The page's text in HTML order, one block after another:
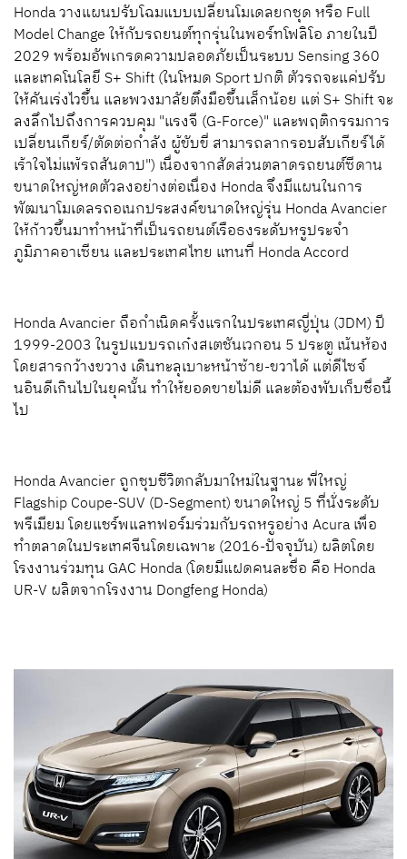
Honda วางแผนปรับโฉมแบบเปลี่ยนโมเดลยกชุด หรือ Full
Model Change ให้กับรถยนต์ทุกรุ่นในพอร์ทโฟลิโอ ภายในปี
2029 พร้อมอัพเกรดความปลอดภัยเป็นระบบ Sensing 360
และเทคโนโลยี S+ Shift (ในโหมด Sport ปกติ ตัวรถจะแค่ปรับ
ให้คันเร่งไวขึ้น และพวงมาลัยตึงมือขึ้นเล็กน้อย แต่ S+ Shift จะ
ลงลึกไปถึงการควบคุม "แรงจี (G-Force)" และพฤติกรรมการ
เปลี่ยนเกียร์/ตัดต่อกำลัง ผู้ขับขี่ สามารถลากรอบสับเกียร์ได้
เร้าใจไม่แพ้รถสันดาป") เนื่องจากสัดส่วนตลาดรถยนต์ซีดาน
ขนาดใหญ่หดตัวลงอย่างต่อเนื่อง Honda จึงมีแผนในการ
พัฒนาโมเดลรถอเนกประสงค์ขนาดใหญ่รุ่น Honda Avancier
ให้ก้าวขึ้นมาทำหน้าที่เป็นรถยนต์เรือธงระดับหรูประจำ
ภูมิภาคอาเซียน และประเทศไทย แทนที่ Honda Accord
Honda Avancier ถือกำเนิดครั้งแรกในประเทศญี่ปุ่น (JDM) ปี
1999-2003 ในรูปแบบรถเก๋งสเตชันเวกอน 5 ประตู เน้นห้อง
โดยสารกว้างขวาง เดินทะลุเบาะหน้าซ้าย-ขวาได้ แต่ดีไซจ์
นอินดีเกินไปในยุคนั้น ทำให้ยอดขายไม่ดี และต้องพับเก็บชื่อนี้
ไป
Honda Avancier ถูกชุบชีวิตกลับมาใหม่ในฐานะ พี่ใหญ่
Flagship Coupe-SUV (D-Segment) ขนาดใหญ่ 5 ที่นั่งระดับ
พรีเมียม โดยแชร์พแลทฟอร์มร่วมกับรถหรูอย่าง Acura เพื่อ
ทำตลาดในประเทศจีนโดยเฉพาะ (2016-ปัจจุบัน) ผลิตโดย
โรงงานร่วมทุน GAC Honda (โดยมีแฝดคนละชื่อ คือ Honda
UR-V ผลิตจากโรงงาน Dongfeng Honda)